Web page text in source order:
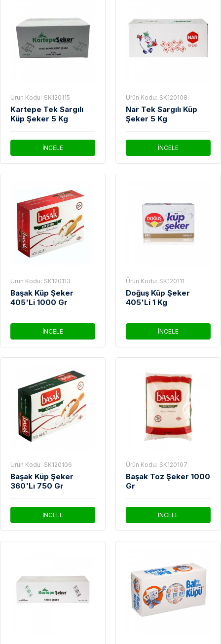
Ürün Kodu: SK120115
Kartepe Tek Sargılı
Küp Şeker 5 Kg
İNCELE
Ürün Kodu: SK120108
Nar Tek Sargılı Küp
Şeker 5 Kg
İNCELE
Ürün Kodu: SK120113
Başak Küp Şeker
405'Li 1000 Gr
İNCELE
Ürün Kodu: SK120111
Doğuş Küp Şeker
405'Li 1 Kg
İNCELE
Ürün Kodu: SK120106
Başak Küp Şeker
360'Lı 750 Gr
İNCELE
Ürün Kodu: SK120107
Başak Toz Şeker 1000
Gr
İNCELE